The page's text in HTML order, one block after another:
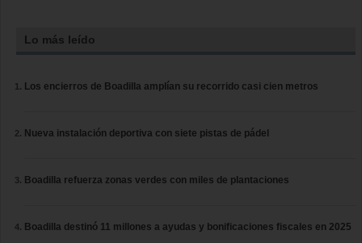
Lo más leído
Los encierros de Boadilla amplían su recorrido casi cien metros
Nueva instalación deportiva con siete pistas de pádel
Boadilla refuerza zonas verdes con miles de plantaciones
Boadilla destinó 11 millones a ayudas y bonificaciones fiscales en 2025